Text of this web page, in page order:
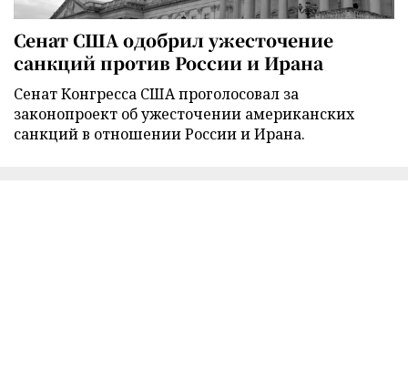
Сенат США одобрил ужесточение
санкций против России и Ирана
Сенат Конгресса США проголосовал за
законопроект об ужесточении американских
санкций в отношении России и Ирана.